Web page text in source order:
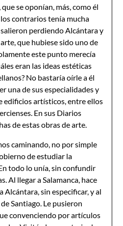
se oponían, más, como él
contrarios tenía mucha
perdiendo Alcántara y
que hubiese sido uno de
este punto merecía
eran las ideas estéticas
No bastaría oírle a él
una de sus especialidades y
edificios artísticos, entre ellos
En sus Diarios
de estas obras de arte.
caminando, no por simple
de estudiar la
todo lo unía, sin confundir
Al llegar a Salamanca, hace
Alcántara, sin especificar, y al
Santiago. Le pusieron
convenciendo por artículos